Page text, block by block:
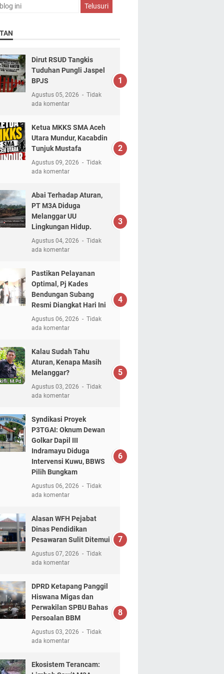
Dirut RSUD Tangkis
Tuduhan Pungli Jaspel
BPJS
Agustus 05, 2026
Tidak
ada komentar
Ketua MKKS SMA Aceh
Utara Mundur, Kacabdin
Tunjuk Mustafa
Agustus 09, 2026
Tidak
ada komentar
Abai Terhadap Aturan,
PT M3A Diduga
Melanggar UU
Lingkungan Hidup.
Agustus 04, 2026
Tidak
ada komentar
Pastikan Pelayanan
Optimal, Pj Kades
Bendungan Subang
Resmi Diangkat Hari Ini
Agustus 06, 2026
Tidak
ada komentar
Kalau Sudah Tahu
Aturan, Kenapa Masih
Melanggar?
Agustus 03, 2026
Tidak
ada komentar
Syndikasi Proyek
P3TGAI: Oknum Dewan
Golkar Dapil III
Indramayu Diduga
Intervensi Kuwu, BBWS
Pilih Bungkam
Agustus 06, 2026
Tidak
ada komentar
Alasan WFH Pejabat
Dinas Pendidikan
Pesawaran Sulit Ditemui
Agustus 07, 2026
Tidak
ada komentar
DPRD Ketapang Panggil
Hiswana Migas dan
Perwakilan SPBU Bahas
Persoalan BBM
Agustus 03, 2026
Tidak
ada komentar
Ekosistem Terancam: